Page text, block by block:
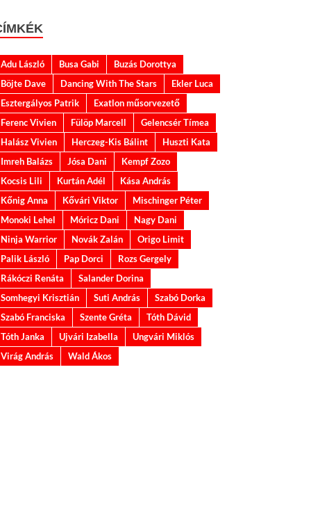
Adu László Busa Gabi
Buzás Dorottya
Böjte Dave
Dancing With The Stars
Ekler Luca
Esztergályos Patrik
Exatlon műsorvezető
Ferenc Vivien
Fülöp Marcell
Gelencsér Tímea
Halász Vivien
Herczeg-Kis Bálint
Huszti Kata
Imreh Balázs
Jósa Dani
Kempf Zozo
Kocsis Lili
Kurtán Adél
Kása András
Kőnig Anna
Kővári Viktor
Mischinger Péter
Monoki Lehel
Móricz Dani
Nagy Dani
Ninja Warrior
Novák Zalán
Origo Limit
Palik László
Pap Dorci
Rozs Gergely
Rákóczi Renáta
Salander Dorina
Somhegyi Krisztián
Suti András
Szabó Dorka
Szabó Franciska
Szente Gréta
Tóth Dávid
Tóth Janka
Ujvári Izabella
Ungvári Miklós
Virág András
Wald Ákos